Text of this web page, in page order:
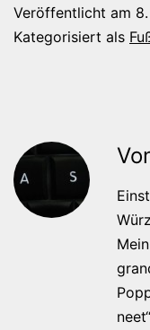
Veröffentlicht am
Kategorisiert als